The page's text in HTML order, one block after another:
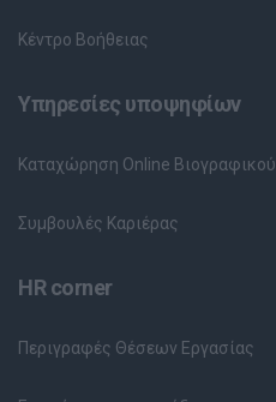
Κέντρο Βοήθειας
Υπηρεσίες υποψηφίων
Καταχώρηση Online Βιογραφικού
Συμβουλές Καριέρας
HR corner
Περιγραφές Θέσεων Εργασίας